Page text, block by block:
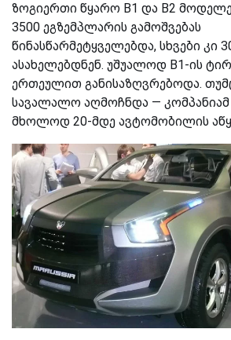
ზოგიერთი წყარო B1 და B2
3500 ეგზემპლარის გამოშვებას
წინასწარმეტყველებდა, სხვები კი
ასახელებდნენ. უშუალოდ B1-ის
ერთეულით განისაზღვრებოდა.
სავალალო აღმოჩნდა — კომპანიამ
მხოლოდ 20-მდე ავტომობილის